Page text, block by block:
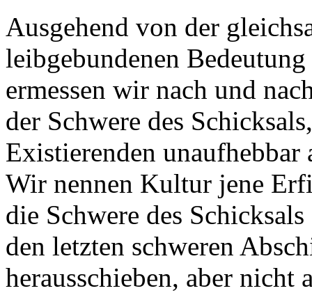
Ausgehend von der
leibgebundenen
ermessen wir nach und
der Schwere des
Existierenden
Wir nennen Kultur jene
die Schwere des
den letzten schweren
herausschieben, aber nicht